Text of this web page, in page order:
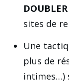
sites de
Une
plus de
intimes…)